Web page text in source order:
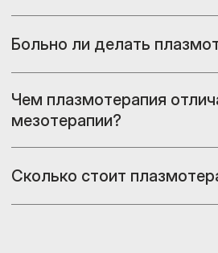
Больно ли делать
Чем плазмотерапия
мезотерапии?
Сколько стоит